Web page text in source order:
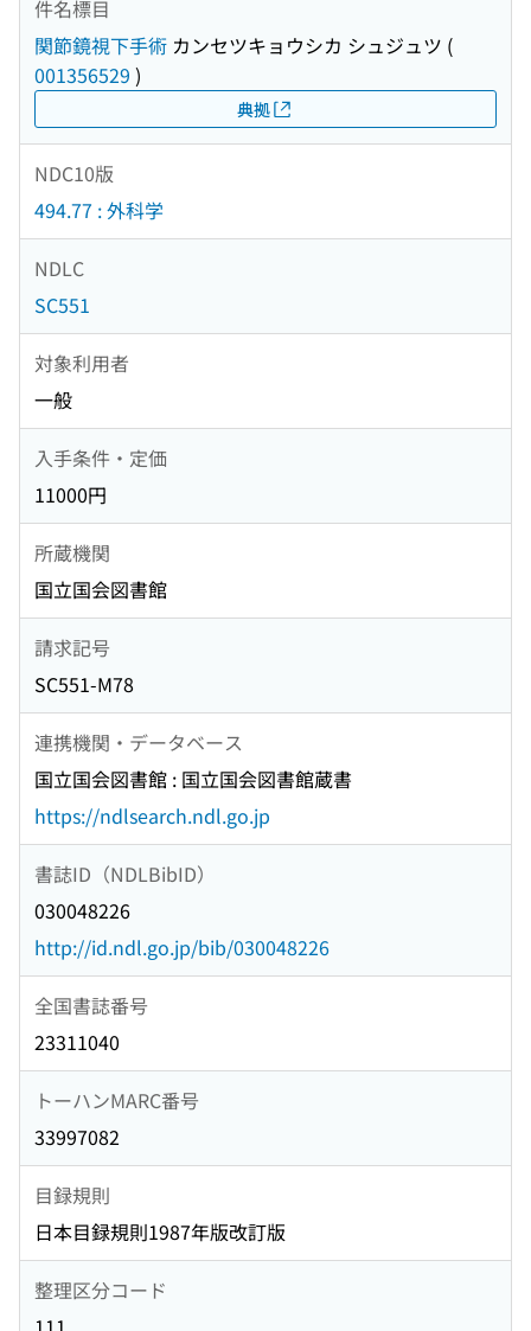
件名標目
関節鏡視下手術 カンセツキョウシカ シュジュツ (
001356529 )
典拠
NDC10版
494.77 : 外科学
NDLC
SC551
対象利用者
一般
入手条件・定価
11000円
所蔵機関
国立国会図書館
請求記号
SC551-M78
連携機関・データベース
国立国会図書館 : 国立国会図書館蔵書
https://ndlsearch.ndl.go.jp
書誌ID（NDLBibID）
030048226
http://id.ndl.go.jp/bib/030048226
全国書誌番号
23311040
トーハンMARC番号
33997082
目録規則
日本目録規則1987年版改訂版
整理区分コード